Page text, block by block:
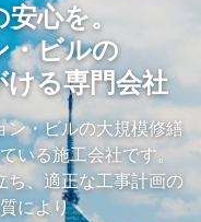
心を。
・ビルの
ける専門会社
ン・ビルの大規模修繕
いる施工会社です。
ち、適正な工事計画の
により